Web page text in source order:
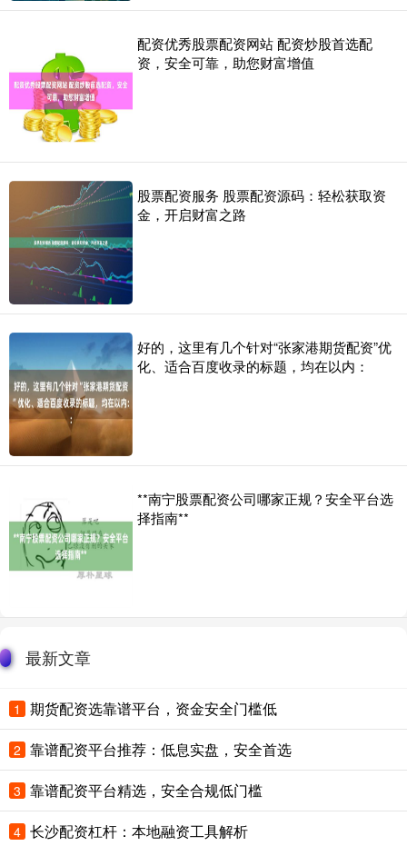
配资优秀股票配资网站 配资炒股首选配
资，安全可靠，助您财富增值
股票配资服务 股票配资源码：轻松获取资
金，开启财富之路
好的，这里有几个针对“张家港期货配资”优
化、适合百度收录的标题，均在以内：
**南宁股票配资公司哪家正规？安全平台选
择指南**
最新文章
1 期货配资选靠谱平台，资金安全门槛低
2 靠谱配资平台推荐：低息实盘，安全首选
3 靠谱配资平台精选，安全合规低门槛
4 长沙配资杠杆：本地融资工具解析